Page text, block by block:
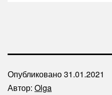
Опубликовано31.01.2021
Автор: Olga